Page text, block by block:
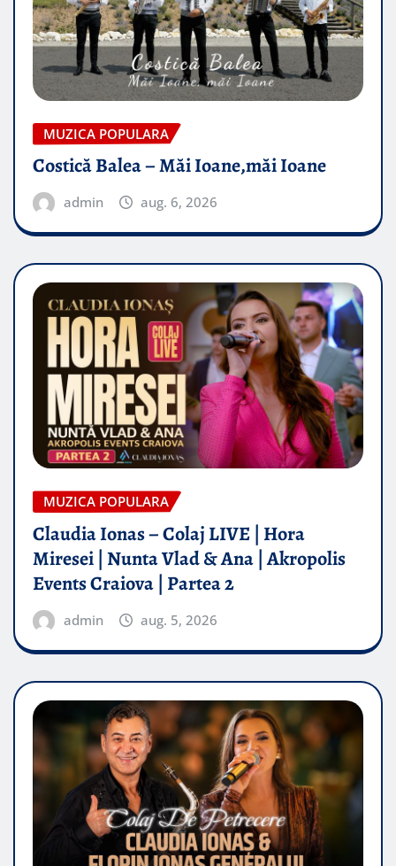
MUZICA POPULARA
Costică Balea – Măi Ioane,măi Ioane
admin aug. 6, 2026
MUZICA POPULARA
Claudia Ionas – Colaj LIVE | Hora
Miresei | Nunta Vlad & Ana | Akropolis
Events Craiova | Partea 2
admin aug. 5, 2026